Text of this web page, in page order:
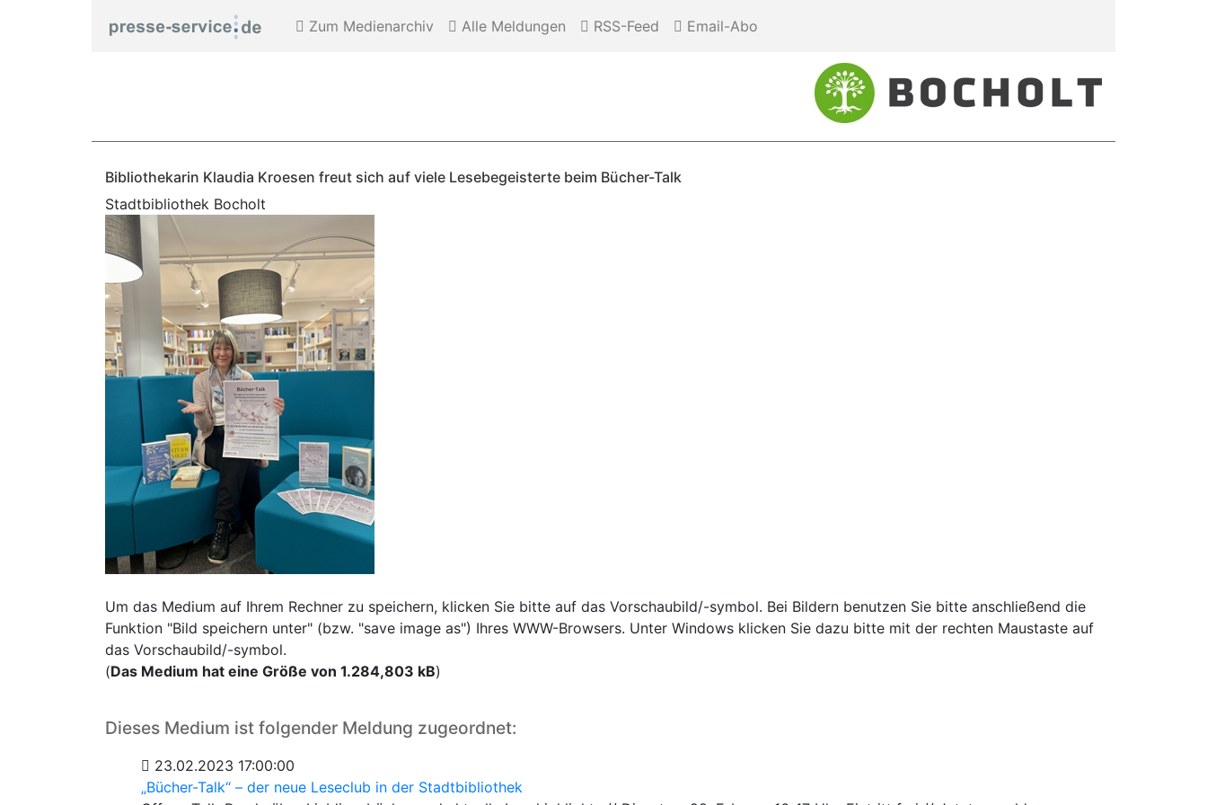
Zum Medienarchiv Alle Meldungen RSS-Feed Email-Abo
Bibliothekarin Klaudia Kroesen freut sich auf viele Lesebegeisterte beim Bücher-Talk
Stadtbibliothek Bocholt
Um das Medium auf Ihrem Rechner zu speichern, klicken Sie bitte auf das Vorschaubild/-symbol. Bei Bildern benutzen Sie bitte anschließend die
Funktion "Bild speichern unter" (bzw. "save image as") Ihres WWW-Browsers. Unter Windows klicken Sie dazu bitte mit der rechten Maustaste auf
das Vorschaubild/-symbol.
(Das Medium hat eine Größe von 1.284,803 kB)
Dieses Medium ist folgender Meldung zugeordnet:
23.02.2023 17:00:00
„Bücher-Talk“ – der neue Leseclub in der Stadtbibliothek